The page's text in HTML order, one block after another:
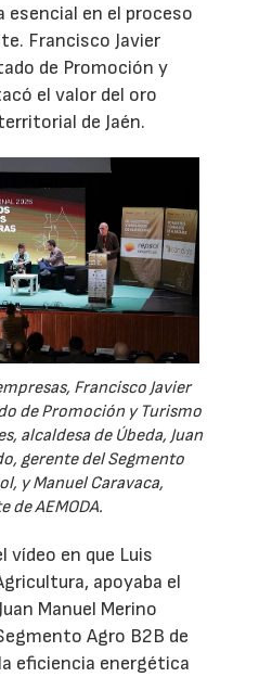
en el proceso
Francisco Javier
de Promoción y
el valor del oro
de Jaén.
Francisco Javier
de Promoción y Turismo
alcaldesa de Úbeda, Juan
gerente del Segmento
y Manuel Caravaca,
de AEMODA.
vídeo en que Luis
apoyaba el
Manuel Merino
Agro B2B de
eficiencia energética